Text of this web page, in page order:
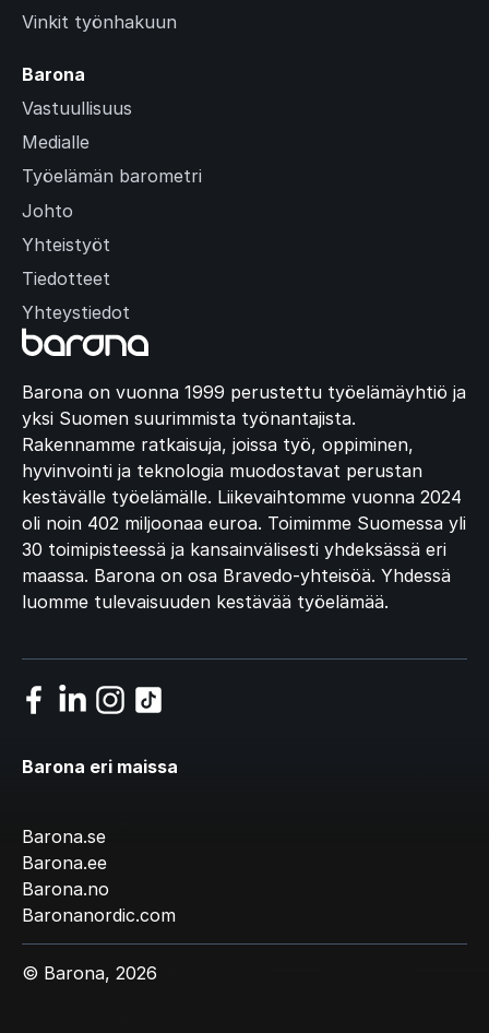
Barona on vuonna 1999 perustettu työelämäyhtiö ja
yksi Suomen suurimmista työnantajista.
Rakennamme ratkaisuja, joissa työ, oppiminen,
hyvinvointi ja teknologia muodostavat perustan
kestävälle työelämälle. Liikevaihtomme vuonna 2024
oli noin 402 miljoonaa euroa. Toimimme Suomessa yli
30 toimipisteessä ja kansainvälisesti yhdeksässä eri
maassa. Barona on osa Bravedo-yhteisöä. Yhdessä
luomme tulevaisuuden kestävää työelämää.
Vinkit työnhakuun
Barona
Vastuullisuus
Medialle
Työelämän barometri
Johto
Yhteistyöt
Tiedotteet
Yhteystiedot
Barona eri maissa
Barona.se
Barona.ee
Barona.no
Baronanordic.com
© Barona, 2026